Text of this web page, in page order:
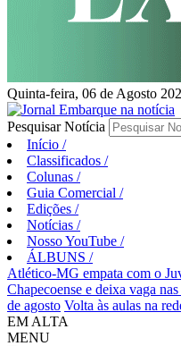
Quinta-feira, 06 de Agosto
Pesquisar Notícia
Início /
Classificados /
Colunas /
Guia Comercial /
Edições /
Notícias /
Nosso YouTube /
ÁLBUNS /
Atlético-MG empata com o
Chapecoense e deixa vaga
de agosto Volta às aulas na
EM ALTA
MENU